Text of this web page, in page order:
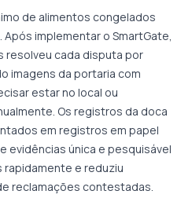
de alimentos congelados
implementar o SmartGate,
resolveu cada disputa por
imagens da portaria com
estar no local ou
Os registros da doca
em registros em papel
evidências única e pesquisável
rapidamente e reduziu
reclamações contestadas.